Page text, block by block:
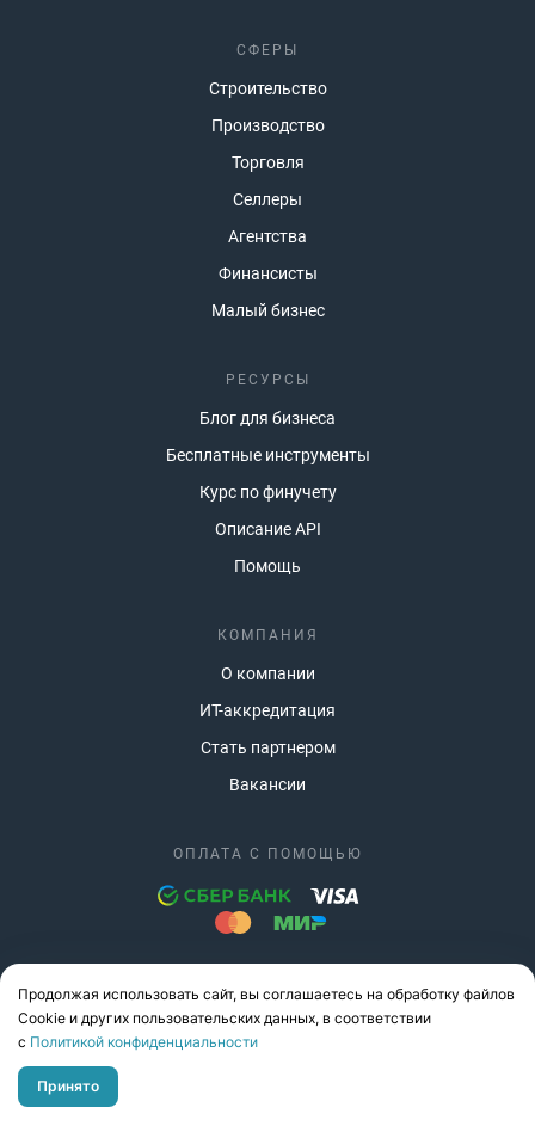
СФЕРЫ
Строительство
Производство
Торговля
Селлеры
Агентства
Финансисты
Малый бизнес
РЕСУРСЫ
Блог для бизнеса
Бесплатные инструменты
Курс по финучету
Описание API
Помощь
КОМПАНИЯ
О компании
ИТ-аккредитация
Стать партнером
Вакансии
ОПЛАТА С ПОМОЩЬЮ
Продолжая использовать сайт, вы соглашаетесь на обработку файлов
Сookie и других пользовательских данных, в соответствии
с Политикой конфиденциальности
Принято